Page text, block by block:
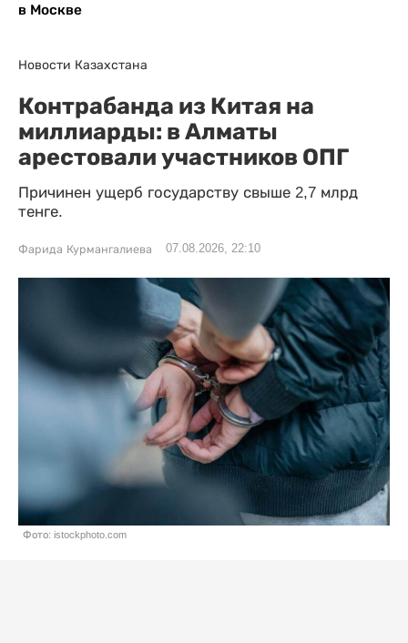
в Москве
Новости Казахстана
Контрабанда из Китая на
миллиарды: в Алматы
арестовали участников ОПГ
Причинен ущерб государству свыше 2,7 млрд
тенге.
Фарида Курмангалиева 07.08.2026, 22:10
Фото: istockphoto.com